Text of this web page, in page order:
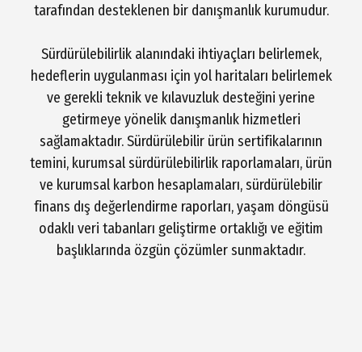
tarafından desteklenen bir danışmanlık kurumudur.
Sürdürülebilirlik alanındaki ihtiyaçları belirlemek,
hedeflerin uygulanması için yol haritaları belirlemek
ve gerekli teknik ve kılavuzluk desteğini yerine
getirmeye yönelik danışmanlık hizmetleri
sağlamaktadır. Sürdürülebilir ürün sertifikalarının
temini, kurumsal sürdürülebilirlik raporlamaları, ürün
ve kurumsal karbon hesaplamaları, sürdürülebilir
finans dış değerlendirme raporları, yaşam döngüsü
odaklı veri tabanları geliştirme ortaklığı ve eğitim
başlıklarında özgün çözümler sunmaktadır.